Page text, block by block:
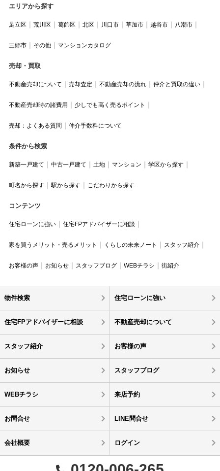
エリアから探す
足立区 荒川区 葛飾区 北区 川口市 草加市 越谷市 八潮市
三郷市 その他 マンションカタログ
売却・買取
不動産売却について 売却査定 不動産売却の流れ 仲介と買取の違い
不動産売却時の諸費用 少しでも高く売るポイント
売却：よくある質問 仲介手数料について
条件から検索
新築一戸建て 中古一戸建て 土地 マンション 学区から探す
町名から探す 駅から探す こだわりから探す
コンテンツ
住宅ローンに強い 住宅FPアドバイザーに相談
家を買うメリット・売るメリット くらしの未来ノート スタッフ紹介
お客様の声 お知らせ スタッフブログ WEBチラシ 街紹介
物件検索 住宅ローンに強い
住宅FPアドバイザーに相談 不動産売却について
スタッフ紹介 お客様の声
お知らせ スタッフブログ
WEBチラシ 来店予約
お問合せ LINE問合せ
会社概要 ログイン